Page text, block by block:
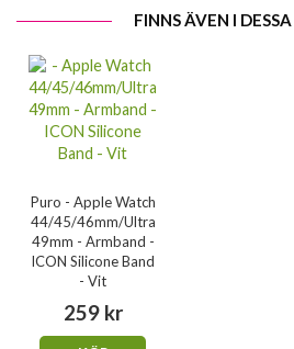
FINNS ÄVEN I
Puro - Apple Watch
44/45/46mm/Ultra
49mm - Armband -
ICON Silicone Band
- Vit
259 kr